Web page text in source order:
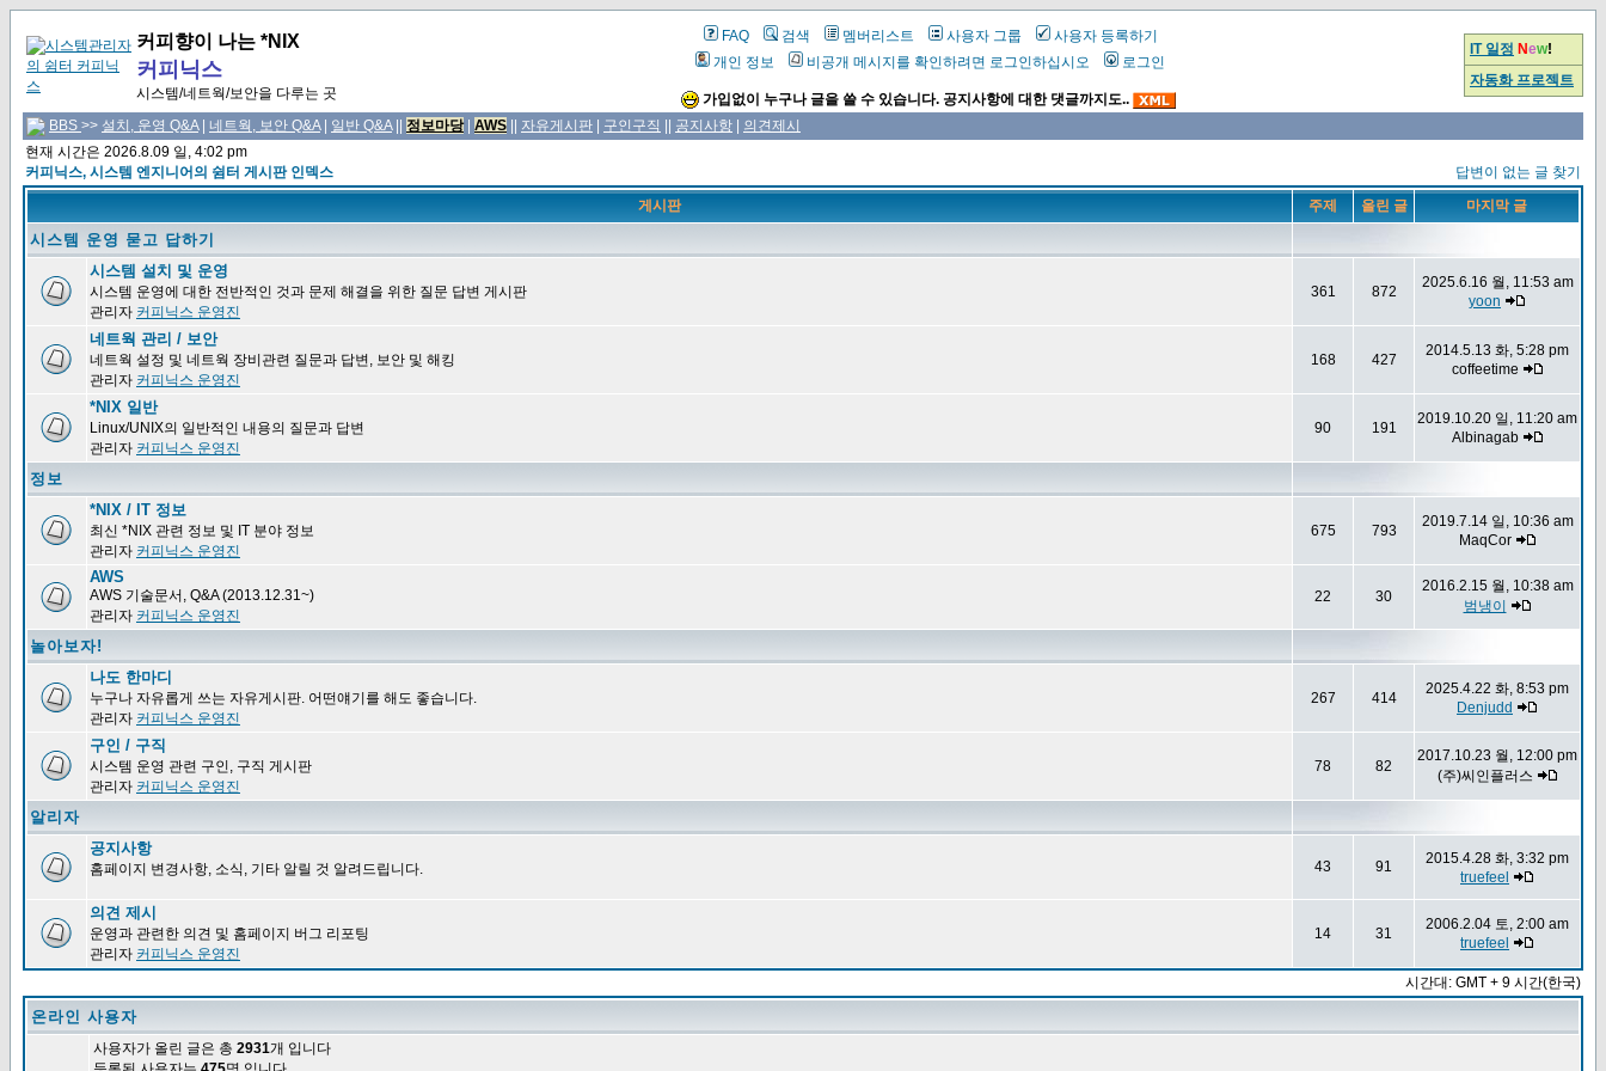
커피향이 나는 *NIX
커피닉스
시스템/네트웍/보안을 다루는 곳
FAQ 검색 멤버리스트 사용자 그룹
사용자 등록하기
개인 정보
비공개 메시지를 확인하려면 로그인하십시오 로그인
가입없이 누구나 글을 쓸 수 있습니다. 공지사항에 대한 댓글까지도..
IT 일정 New!
자동화 프로젝트
BBS >> 설치, 운영 Q&A| 네트웍, 보안 Q&A| 일반 Q&A|| 정보마당| AWS 자유게시판 구인구직 공지사항
의견제시
현재 시간은 2026.8.09 일, 4:02 pm
커피닉스, 시스템 엔지니어의 쉼터 게시판 인덱스
답변이 없는 글 찾기
게시판
주제 올린 글 마지막 글
시스템 운영 묻고 답하기
시스템 설치 및 운영
시스템 운영에 대한 전반적인 것과 문제 해결을 위한 질문 답변 게시판
관리자 커피닉스 운영진
361 872
2025.6.16 월, 11:53 am
yoon
네트웍 관리 / 보안
네트웍 설정 및 네트웍 장비관련 질문과 답변, 보안 및 해킹
관리자 커피닉스 운영진
168 427
2014.5.13 화, 5:28 pm
coffeetime
*NIX 일반
Linux/UNIX의 일반적인 내용의 질문과 답변
관리자 커피닉스 운영진
90 191
2019.10.20 일, 11:20 am
Albinagab
정보
*NIX / IT 정보
최신 *NIX 관련 정보 및 IT 분야 정보
관리자 커피닉스 운영진
675 793
2019.7.14 일, 10:36 am
MaqCor
AWS
AWS 기술문서, Q&A (2013.12.31~)
관리자 커피닉스 운영진
22 30
2016.2.15 월, 10:38 am
범냉이
놀아보자!
나도 한마디
누구나 자유롭게 쓰는 자유게시판. 어떤얘기를 해도 좋습니다.
관리자 커피닉스 운영진
267 414
2025.4.22 화, 8:53 pm
Denjudd
구인 / 구직
시스템 운영 관련 구인, 구직 게시판
관리자 커피닉스 운영진
78 82
2017.10.23 월, 12:00 pm
(주)씨인플러스
알리자
공지사항
홈페이지 변경사항, 소식, 기타 알릴 것 알려드립니다. 43 91
2015.4.28 화, 3:32 pm
truefeel
의견 제시
운영과 관련한 의견 및 홈페이지 버그 리포팅
관리자 커피닉스 운영진
14 31
2006.2.04 토, 2:00 am
truefeel
시간대: GMT + 9 시간(한국)
온라인 사용자
사용자가 올린 글은 총 2931개 입니다